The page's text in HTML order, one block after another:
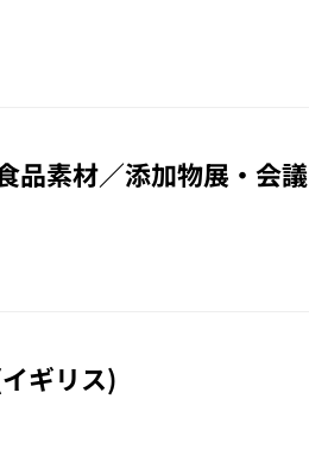
素材／添加物展・会議
ギリス)